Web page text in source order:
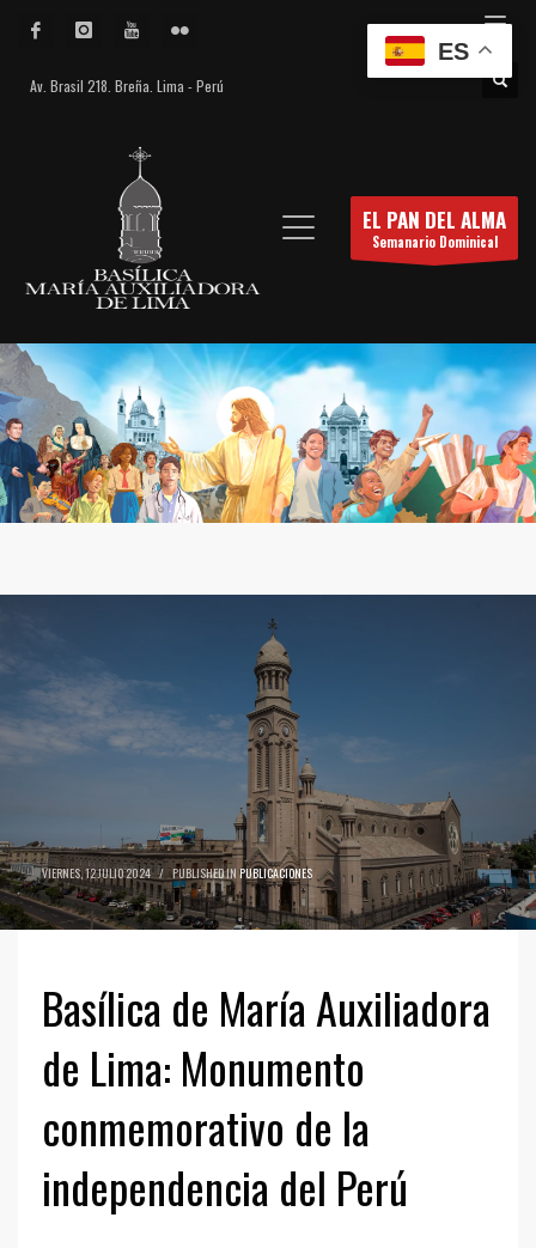
Av. Brasil 218. Breña. Lima - Perú
EL PAN DEL ALMA
Semanario Dominical
VIERNES, 12 JULIO 2024 / PUBLISHED IN PUBLICACIONES
Basílica de María Auxiliadora
de Lima: Monumento
conmemorativo de la
independencia del Perú
ES